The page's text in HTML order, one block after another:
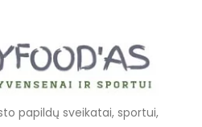
papildų sveikatai, sportui,